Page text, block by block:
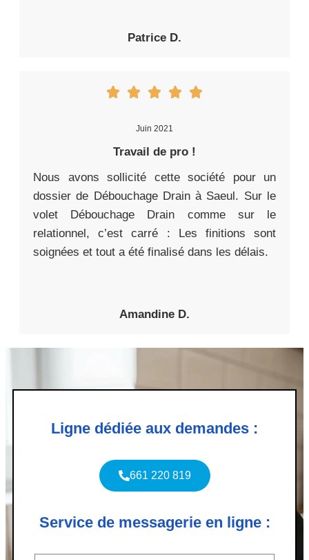
Patrice D.
Juin 2021
Travail de pro !
Nous avons sollicité cette société pour un
dossier de Débouchage Drain à Saeul. Sur le
volet Débouchage Drain comme sur le
relationnel, c’est carré : Les finitions sont
soignées et tout a été finalisé dans les délais.
Amandine D.
Ligne dédiée aux demandes :
661 220 819
Service de messagerie en ligne :